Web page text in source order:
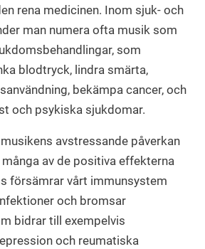
rena medicinen. Inom sjuk- och
man numera ofta musik som
som
blodtryck, lindra smärta,
bekämpa cancer, och
och psykiska sjukdomar.
avstressande påverkan
av de positiva effekterna
försämrar vårt immunsystem
och bromsar
bidrar till exempelvis
och reumatiska